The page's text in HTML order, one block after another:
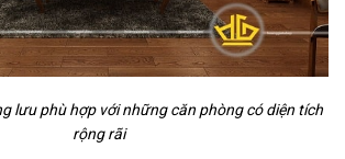
lưu phù hợp với những căn phòng có diện tích
rộng rãi